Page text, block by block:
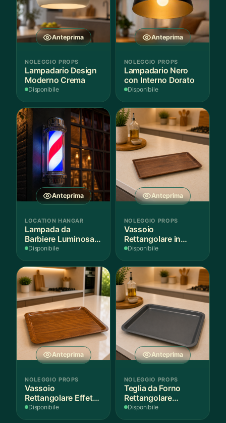
Anteprima
NOLEGGIO PROPS
Lampadario Design
Moderno Crema
Disponibile
Anteprima
NOLEGGIO PROPS
Lampadario Nero
con Interno Dorato
Disponibile
Anteprima
LOCATION HANGAR
Lampada da
Barbiere Luminosa
Rotante
Disponibile
Anteprima
NOLEGGIO PROPS
Vassoio
Rettangolare in
Legno Scuro
Disponibile
Anteprima
NOLEGGIO PROPS
Vassoio
Rettangolare Effetto
Legno
Disponibile
Anteprima
NOLEGGIO PROPS
Teglia da Forno
Rettangolare
Antiaderente
Disponibile